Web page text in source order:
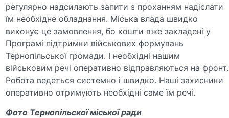
регулярно надсилають запити з проханням надіслати
їм необхідне обладнання. Міська влада швидко
виконує це замовлення, бо кошти вже закладені у
Програмі підтримки військових формувань
Тернопільської громади. І необхідні нашим
військовим речі оперативно відправляються на фронт.
Робота ведеться системно і швидко. Наші захисники
оперативно отримують необхідні саме їм речі.
Фото Тернопільскої міської ради